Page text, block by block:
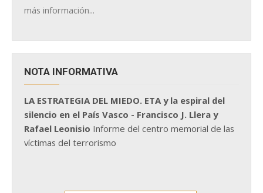
más información...
NOTA INFORMATIVA
LA ESTRATEGIA DEL MIEDO. ETA y la espiral del
silencio en el País Vasco - Francisco J. Llera y
Rafael Leonisio Informe del centro memorial de las
víctimas del terrorismo